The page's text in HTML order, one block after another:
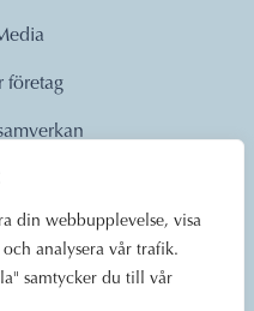
din webbupplevelse, visa
analysera vår trafik.
samtycker du till vår
företag